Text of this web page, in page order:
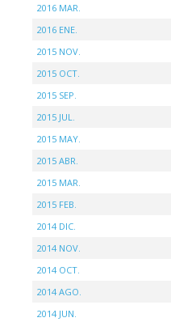
2016 MAR.
2016 ENE.
2015 NOV.
2015 OCT.
2015 SEP.
2015 JUL.
2015 MAY.
2015 ABR.
2015 MAR.
2015 FEB.
2014 DIC.
2014 NOV.
2014 OCT.
2014 AGO.
2014 JUN.